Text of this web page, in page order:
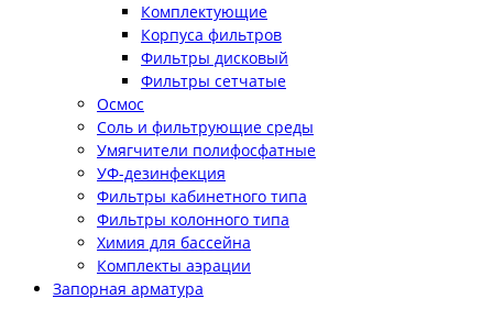
Комплектующие
Корпуса фильтров
Фильтры дисковый
Фильтры сетчатые
Осмос
Соль и фильтрующие среды
Умягчители полифосфатные
УФ-дезинфекция
Фильтры кабинетного типа
Фильтры колонного типа
Химия для бассейна
Комплекты аэрации
Запорная арматура